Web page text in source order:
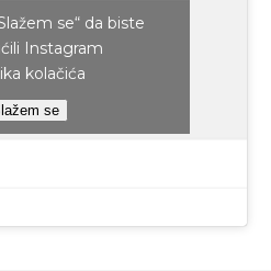
se“ da biste
Instagram
kolačića
se